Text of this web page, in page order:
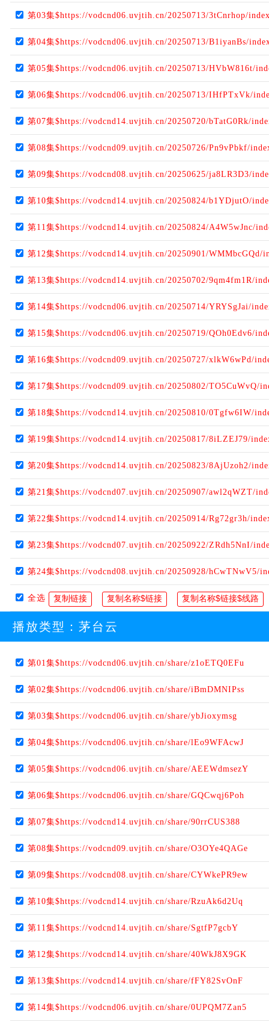
第03集$https://vodcnd06.uvjtih.cn/20250713/3tCnrhop/
第04集$https://vodcnd06.uvjtih.cn/20250713/B1iyanBs/
第05集$https://vodcnd06.uvjtih.cn/20250713/HVbW816t/
第06集$https://vodcnd06.uvjtih.cn/20250713/IHfPTxVk/
第07集$https://vodcnd14.uvjtih.cn/20250720/bTatG0Rk/
第08集$https://vodcnd09.uvjtih.cn/20250726/Pn9vPbkf/
第09集$https://vodcnd08.uvjtih.cn/20250625/ja8LR3D3/
第10集$https://vodcnd14.uvjtih.cn/20250824/b1YDjutO/
第11集$https://vodcnd14.uvjtih.cn/20250824/A4W5wJnc/
第12集$https://vodcnd14.uvjtih.cn/20250901/WMMbcGQd/
第13集$https://vodcnd14.uvjtih.cn/20250702/9qm4fm1R/
第14集$https://vodcnd06.uvjtih.cn/20250714/YRYSgJai/
第15集$https://vodcnd06.uvjtih.cn/20250719/QOh0Edv6/
第16集$https://vodcnd09.uvjtih.cn/20250727/xlkW6wPd/
第17集$https://vodcnd09.uvjtih.cn/20250802/TO5CuWvQ/
第18集$https://vodcnd14.uvjtih.cn/20250810/0Tgfw6IW/
第19集$https://vodcnd14.uvjtih.cn/20250817/8iLZEJ79/
第20集$https://vodcnd14.uvjtih.cn/20250823/8AjUzoh2/
第21集$https://vodcnd07.uvjtih.cn/20250907/awl2qWZT/
第22集$https://vodcnd14.uvjtih.cn/20250914/Rg72gr3h/
第23集$https://vodcnd07.uvjtih.cn/20250922/ZRdh5NnI/
第24集$https://vodcnd08.uvjtih.cn/20250928/hCwTNwV5/
全选
播放类型： 茅台云
第01集$https://vodcnd06.uvjtih.cn/share/z1oETQ0EFu
第02集$https://vodcnd06.uvjtih.cn/share/iBmDMNIPss
第03集$https://vodcnd06.uvjtih.cn/share/ybJioxymsg
第04集$https://vodcnd06.uvjtih.cn/share/lEo9WFAcwJ
第05集$https://vodcnd06.uvjtih.cn/share/AEEWdmsezY
第06集$https://vodcnd06.uvjtih.cn/share/GQCwqj6Poh
第07集$https://vodcnd14.uvjtih.cn/share/90rrCUS388
第08集$https://vodcnd09.uvjtih.cn/share/O3OYe4QAGe
第09集$https://vodcnd08.uvjtih.cn/share/CYWkePR9ew
第10集$https://vodcnd14.uvjtih.cn/share/RzuAk6d2Uq
第11集$https://vodcnd14.uvjtih.cn/share/SgtfP7gcbY
第12集$https://vodcnd14.uvjtih.cn/share/40WkJ8X9GK
第13集$https://vodcnd14.uvjtih.cn/share/fFY82SvOnF
第14集$https://vodcnd06.uvjtih.cn/share/0UPQM7Zan5